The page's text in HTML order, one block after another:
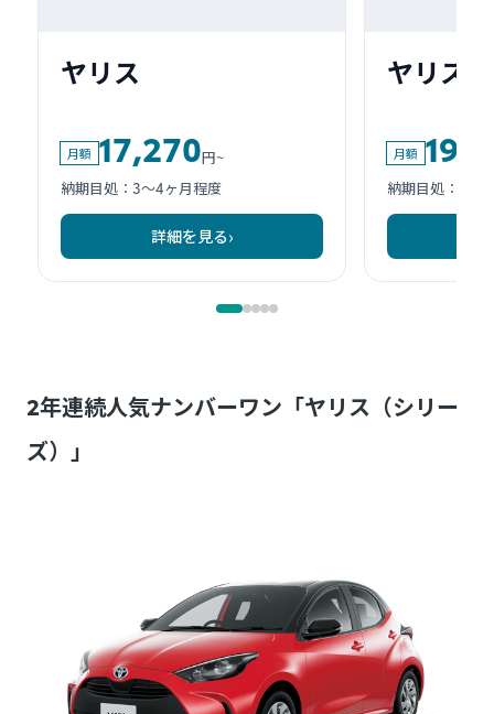
2年連続人気ナンバーワン「ヤリス（シリー
ズ）」